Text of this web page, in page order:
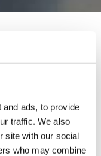
ads, to provide
traffic. We also
site with our social
who may combine
de nieuwste
Verblijf in onze
te ontspannen, en
midden in de stad.